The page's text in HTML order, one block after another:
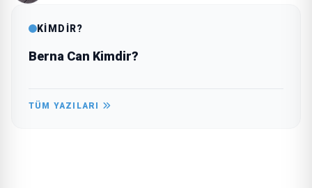
KİMDİR?
Berna Can Kimdir?
TÜM YAZILARI